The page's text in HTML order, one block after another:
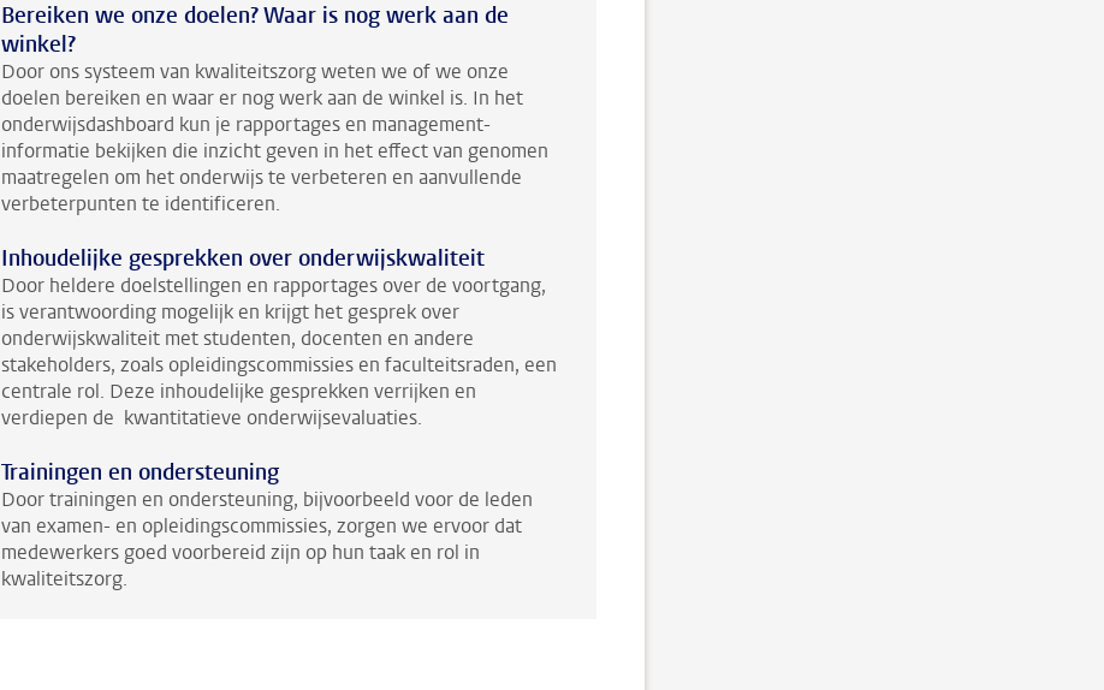
Bereiken we onze doelen? Waar is nog werk aan de
winkel?
Door ons systeem van kwaliteitszorg weten we of we onze
doelen bereiken en waar er nog werk aan de winkel is. In het
onderwijsdashboard kun je rapportages en management-
informatie bekijken die inzicht geven in het effect van genomen
maatregelen om het onderwijs te verbeteren en aanvullende
verbeterpunten te identificeren.
Inhoudelijke gesprekken over onderwijskwaliteit
Door heldere doelstellingen en rapportages over de voortgang,
is verantwoording mogelijk en krijgt het gesprek over
onderwijskwaliteit met studenten, docenten en andere
stakeholders, zoals opleidingscommissies en faculteitsraden, een
centrale rol. Deze inhoudelijke gesprekken verrijken en
verdiepen de kwantitatieve onderwijsevaluaties.
Trainingen en ondersteuning
Door trainingen en ondersteuning, bijvoorbeeld voor de leden
van examen- en opleidingscommissies, zorgen we ervoor dat
medewerkers goed voorbereid zijn op hun taak en rol in
kwaliteitszorg.